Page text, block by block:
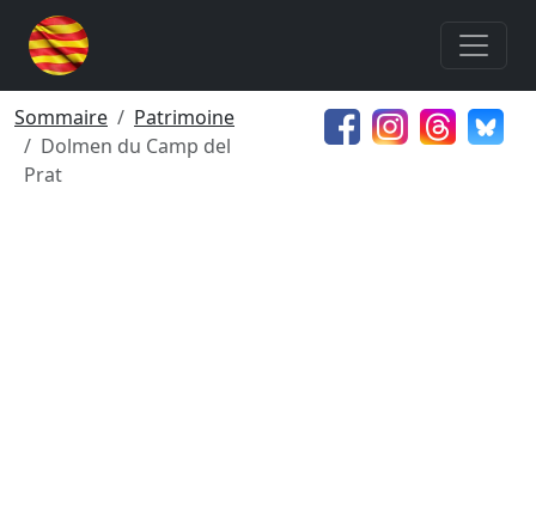
Sommaire
Patrimoine
Dolmen du Camp del
Prat